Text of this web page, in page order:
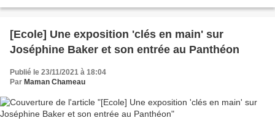
[Ecole] Une exposition 'clés en main' sur
Joséphine Baker et son entrée au Panthéon
Publié le 23/11/2021 à 18:04
Par Maman Chameau